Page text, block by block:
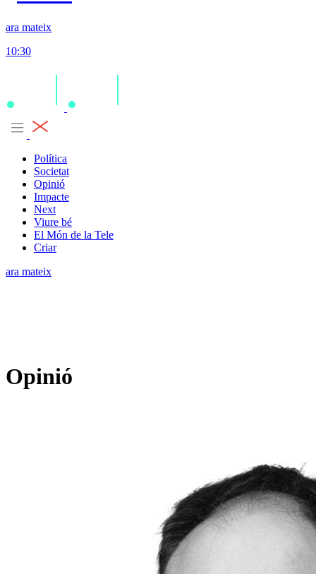
ara mateix
10:30
Política
Societat
Opinió
Impacte
Next
Viure bé
El Món de la Tele
Criar
ara mateix
Opinió